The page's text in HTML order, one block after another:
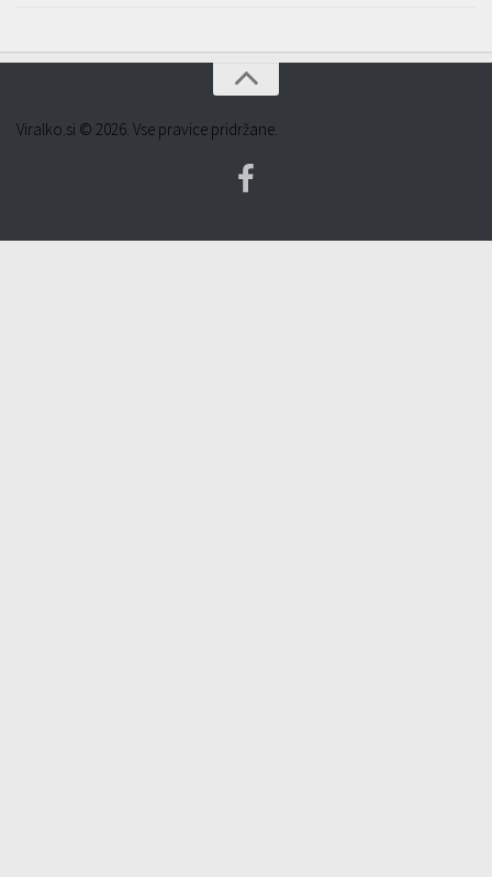
Viralko.si © 2026. Vse pravice pridržane.